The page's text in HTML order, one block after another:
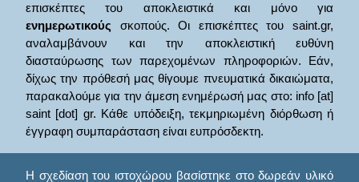
επισκέπτες του αποκλειστικά και μόνο για
ενημερωτικούς σκοπούς. Οι επισκέπτες του saint.gr,
αναλαμβάνουν και την αποκλειστική ευθύνη
διασταύρωσης των παρεχομένων πληροφοριών. Εάν,
δίχως την πρόθεσή μας θίγουμε πνευματικά δικαιώματα,
παρακαλούμε για την άμεση ενημέρωσή μας στο: info [at]
saint [dot] gr. Κάθε υπόδειξη, τεκμηριωμένη διόρθωση ή
έγγραφη συμπαράσταση είναι ευπρόσδεκτη.
Η σχεδίαση του ιστοχώρου βασίστηκε στο δωρεάν υλικό